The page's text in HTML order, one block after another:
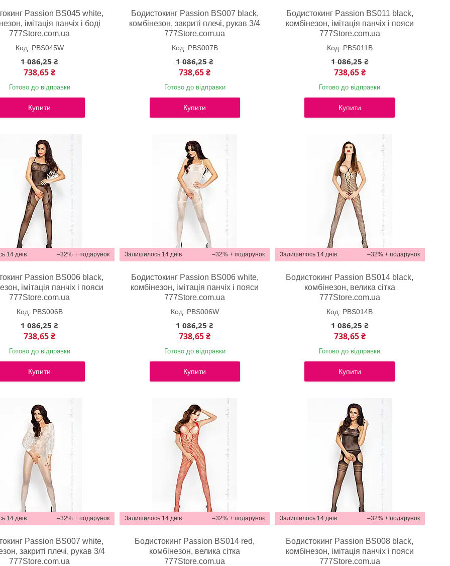
Passion BS045 white,
імітація панчіх і боді
777Store.com.ua
PBS045W
1 086,25 ₴
738,65 ₴
Готово до відправки
Купити
Бодистокинг Passion BS007 black,
комбінезон, закриті плечі, рукав 3/4
777Store.com.ua
PBS007B
1 086,25 ₴
738,65 ₴
Готово до відправки
Купити
Бодистокинг Passion BS011 black,
комбінезон, імітація панчіх і пояси
777Store.com.ua
PBS011B
1 086,25 ₴
738,65 ₴
Готово до відправки
Купити
–32%
14 днів
Passion BS006 black,
імітація панчіх і пояси
777Store.com.ua
PBS006B
1 086,25 ₴
738,65 ₴
Готово до відправки
Купити
–32%
Залишилось 14 днів
Бодистокинг Passion BS006 white,
комбінезон, імітація панчіх і пояси
777Store.com.ua
PBS006W
1 086,25 ₴
738,65 ₴
Готово до відправки
Купити
–32%
Залишилось 14 днів
Бодистокинг Passion BS014 black,
комбінезон, велика сітка
777Store.com.ua
PBS014B
1 086,25 ₴
738,65 ₴
Готово до відправки
Купити
–32%
14 днів
Passion BS007 white,
закриті плечі, рукав 3/4
777Store.com.ua
–32%
Залишилось 14 днів
Бодистокинг Passion BS014 red,
комбінезон, велика сітка
777Store.com.ua
–32%
Залишилось 14 днів
Бодистокинг Passion BS008 black,
комбінезон, імітація панчіх і пояси
777Store.com.ua